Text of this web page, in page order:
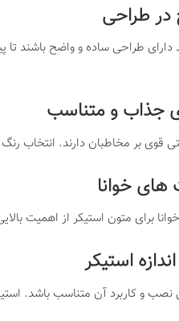
طراحی
دارای طراحی ساده و واضح
جذاب و متناسب
قوی بر مخاطبان دارند. انتخاب
های خوانا
برای متون استیکر از اهمیت
استیکر
نصب و کاربرد آن متناسب باشد.